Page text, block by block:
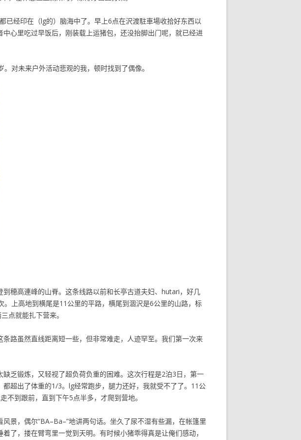
已经印在（lg的）脑海中了。早上6点在沢渡駐車場收拾好东西以
心里吃过早饭后，刚装载上运猪包，还没抬脚出门呢，就已经进
对未来户外活动悲观的我，顿时找到了偶像。
穂高連峰的山脊。这条线路以前和长亭古道夫妇、hutari，好几
上高地到横尾是11公里的平路，横尾到涸沢是6公里的山路，标
点就能扎下营来。
路虽然直线距离短一些，但非常难走，人迹罕至。我们第一次来
乏锻炼，又轻视了超负荷负重的困难。这次行程是2泊3日，第一
超出了体重的1/3。lg经常跑步，腿力还好，我就受不了了。11公
到跟前，直到下午5点半多，才爬到营地。
景，偶尔“BA–Ba–”地讲两句话。坐久了尿不湿有些漏，在帐篷里
了，搂在臂弯里一觉到天明。有时候小猪乖得真是让俺们感动，